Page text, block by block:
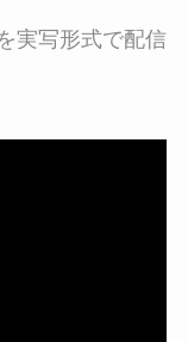
実写形式で配信